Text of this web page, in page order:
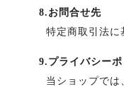
8.お問合せ先
特定商取引法に
9.プライバシー
当ショップでは